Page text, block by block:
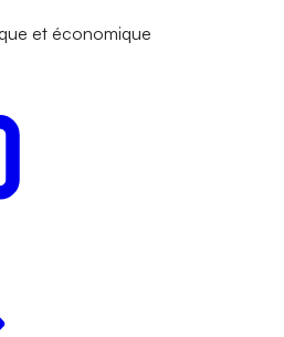
et économique